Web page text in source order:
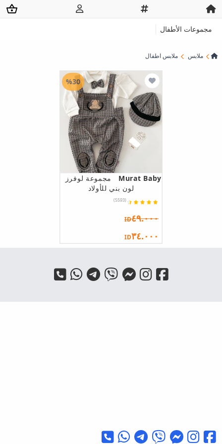
مجموعات الأطفال
ملابس ملابس اطفال
Murat Baby
مجموعة لوفرز
لون بني للأولاد
(5593)
ID٤٩.٠٠٠
ID٣٤.٠٠٠
%30